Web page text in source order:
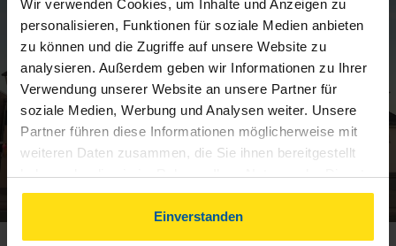
Wir verwenden Cookies, um Inhalte und Anzeigen zu
personalisieren, Funktionen für soziale Medien anbieten
zu können und die Zugriffe auf unsere Website zu
analysieren. Außerdem geben wir Informationen zu Ihrer
Verwendung unserer Website an unsere Partner für
soziale Medien, Werbung und Analysen weiter. Unsere
Partner führen diese Informationen möglicherweise mit
weiteren Daten zusammen, die Sie ihnen bereitgestellt
haben oder die sie im Rahmen Ihrer Nutzung der Dienste
gesammelt haben. Indem Sie auf Einverstanden klicken,
können Sie der Verwendung von Cookies, gemäß
unserer➔ Datenschutzrichtliniezustimmen.
Einverstanden